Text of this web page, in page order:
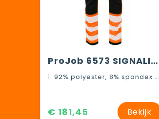
ProJob 6573 SIGNALISATIESTRETCHBROEK MET KNIEZAKKEN EN SPIJKERZAKKEN EN ISO 20471 KLASSE 2
1: 92% polyester, 8% spandex Materiaal 2: 80% polyester, 20% katoen Materiaal 3: 65% polyester, 35% katoen Materiaal 4: 89% polyamide, 11% spandex Reinforcements: 100% polyamide, Cordura®
€ 181,45 Bekijk